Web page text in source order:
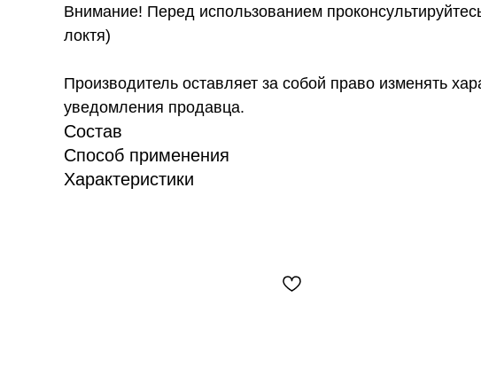
Внимание! Перед использованием
локтя)
Производитель оставляет за собой право изменять
уведомления продавца.
Состав
Способ применения
Характеристики